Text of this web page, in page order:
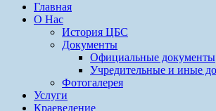
Главная
О Нас
История ЦБС
Документы
Официальные документы
Учредительные и иные
Фотогалерея
Услуги
Краеведение